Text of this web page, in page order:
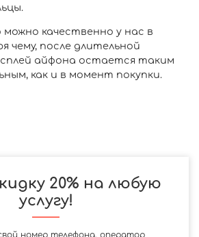
качественно у нас в
чему, после длительной
айфона остается таким
как и в момент покупки.
20% на любую
услугу!
номер телефона, оператор